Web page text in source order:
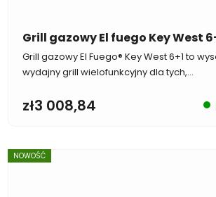
Grill gazowy El fuego Key West
zł3 008,84
Grill gazowy El Fuego® Key West 6+1 to
wydajny grill wielofunkcyjny dla tych,...
NOWOŚĆ